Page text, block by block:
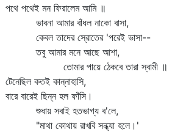
পথে পথেই মন ফিরালেম আমি ॥
ভাবনা আমার বাঁধল নাকো বাসা,
কেবল তাদের স্রোতের 'পরেই ভাসা--
তবু আমার মনে আছে আশা,
তোমার পায়ে ঠেকবে তারা স্বামী ॥
টেনেছিল কতই কান্নাহাসি,
বারে বারেই ছিন্ন হল ফাঁসি।
শুধায় সবাই হতভাগ্য ব'লে,
"মাথা কোথায় রাখবি সন্ধ্যা হলে।'